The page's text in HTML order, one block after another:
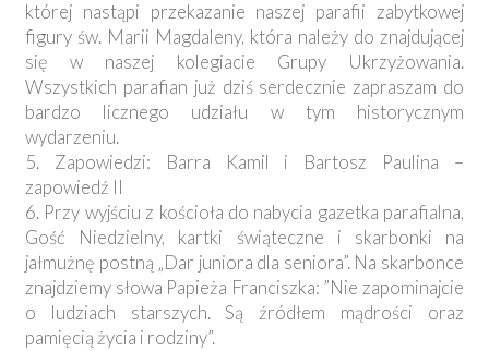
której nastąpi przekazanie naszej parafii zabytkowej
figury św. Marii Magdaleny, która należy do znajdującej
się w naszej kolegiacie Grupy Ukrzyżowania.
Wszystkich parafian już dziś serdecznie zapraszam do
bardzo licznego udziału w tym historycznym
wydarzeniu.
5. Zapowiedzi: Barra Kamil i Bartosz Paulina –
zapowiedź II
6. Przy wyjściu z kościoła do nabycia gazetka parafialna,
Gość Niedzielny, kartki świąteczne i skarbonki na
jałmużnę postną „Dar juniora dla seniora”. Na skarbonce
znajdziemy słowa Papieża Franciszka: ”Nie zapominajcie
o ludziach starszych. Są źródłem mądrości oraz
pamięcią życia i rodziny”.